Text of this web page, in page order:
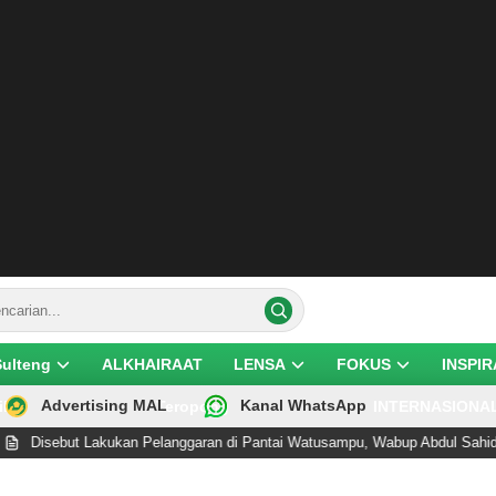
ALKHAIRAAT LENSA FOKUS
Teropong
Advertising MAL Kanal WhatsApp
Lakukan Pelanggaran di Pantai Watusampu, Wabup Abdul Sahid